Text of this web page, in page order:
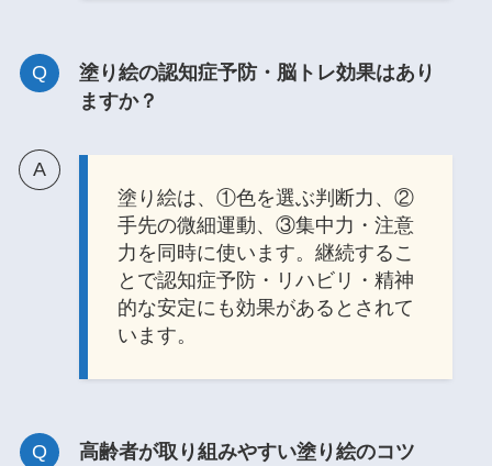
塗り絵の認知症予防・脳トレ効果はあり
ますか？
塗り絵は、①色を選ぶ判断力、②
手先の微細運動、③集中力・注意
力を同時に使います。継続するこ
とで認知症予防・リハビリ・精神
的な安定にも効果があるとされて
います。
高齢者が取り組みやすい塗り絵のコツ